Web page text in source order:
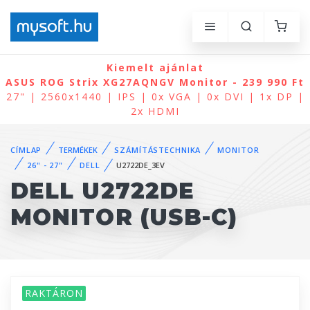
Kiemelt ajánlat
ASUS ROG Strix XG27AQNGV Monitor - 239 990 Ft
27" | 2560x1440 | IPS | 0x VGA | 0x DVI | 1x DP |
2x HDMI
CÍMLAP TERMÉKEK SZÁMÍTÁSTECHNIKA
MONITOR
26" - 27"
DELL U2722DE_3EV
DELL U2722DE
MONITOR (USB-C)
RAKTÁRON